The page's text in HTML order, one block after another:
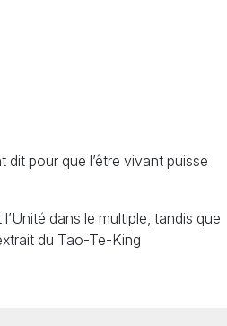
pour que l’être vivant puisse
dans le multiple, tandis que
du Tao-Te-King